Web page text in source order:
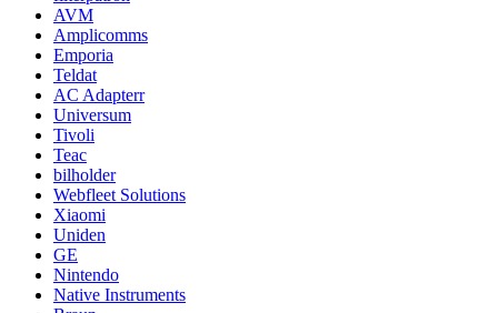
AVM
Amplicomms
Emporia
Teldat
AC Adapterr
Universum
Tivoli
Teac
bilholder
Webfleet Solutions
Xiaomi
Uniden
GE
Nintendo
Native Instruments